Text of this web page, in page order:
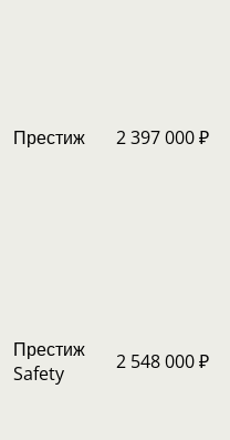
Престиж 2 397 000 ₽
Престиж
Safety
2 548 000 ₽